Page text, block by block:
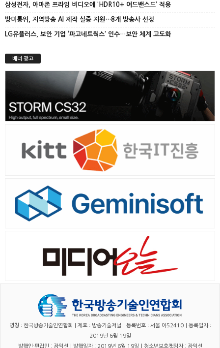
삼성전자, 아마존 프라임 비디오에 ‘HDR10+ 어드밴스드’ 적용
방미통위, 지역방송 AI 제작 실증 지원…8개 방송사 선정
LG유플러스, 보안 기업 ‘파고네트웍스’ 인수…보안 체계 고도화
배너 광고
명칭 : 한국방송기술인연합회｜제호 : 방송기술저널｜등록번호 : 서울 아52410｜등록일자 :
2019년 6월 19일
발행인·편집인 : 장익선｜발행일자 : 2019년 6월 19일｜청소년보호책임자 : 장익선